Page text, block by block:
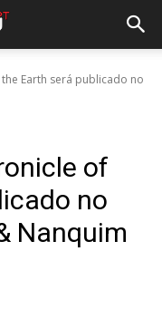
Earth será publicado no
of
no
Nanquim